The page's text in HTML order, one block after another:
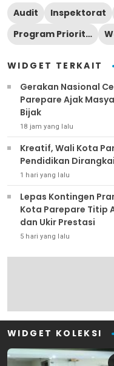
Audit Inspektorat
Program Prioritas
WIDGET TERKAIT
Gerakan Nasional
Parepare Ajak
Bijak
18 jam yang lalu
Kreatif, Wali Kota
Pendidikan
1 hari yang lalu
Lepas Kontingen
Kota Parepare Titip
dan Ukir Prestasi
5 hari yang lalu
WIDGET KOLEKSI